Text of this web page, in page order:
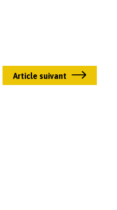
Article suivant